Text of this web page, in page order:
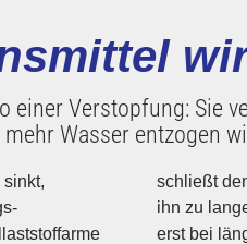
Verstopfung: Sie
mehr Wasser entzogen
wenn man